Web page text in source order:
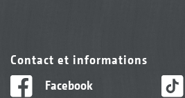
Contact et informations
Facebook